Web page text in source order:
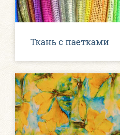
Ткань с паетками